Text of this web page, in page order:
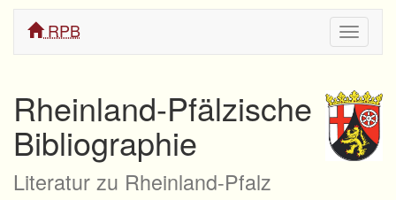
ein/
RPB
Rheinland-Pfälzische
Bibliographie
Literatur zu Rheinland-Pfalz